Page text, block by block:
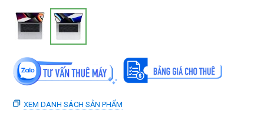
XEM DANH SÁCH SẢN PHẨM